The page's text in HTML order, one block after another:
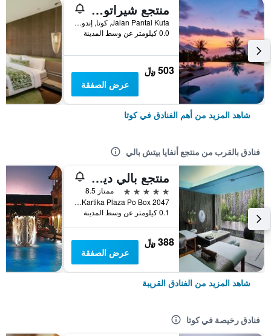
منتجع شيراتون بالي كوتا
Jalan Pantai Kuta, كوتا, إندونيسيا
0.0 كيلومتر عن وسط المدينة
503 ﷼
عرض الصفقة
شاهد المزيد من أهم الفنادق في كوتا
فنادق بالقرب من منتجع أنفايا بيتش بالي
منتجع بالي ديناستي
5 نجوم
ممتاز 8.5
Jl. Kartika Plaza Po Box 2047, كوتا, إندونيسيا
0.1 كيلومتر عن وسط المدينة
388 ﷼
عرض الصفقة
شاهد المزيد من الفنادق القريبة
فنادق رخيصة في كوتا